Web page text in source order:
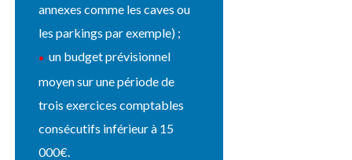
annexes comme les caves ou
les parkings par exemple) ;
un budget prévisionnel
moyen sur une période de
trois exercices comptables
consécutifs inférieur à 15
000€.